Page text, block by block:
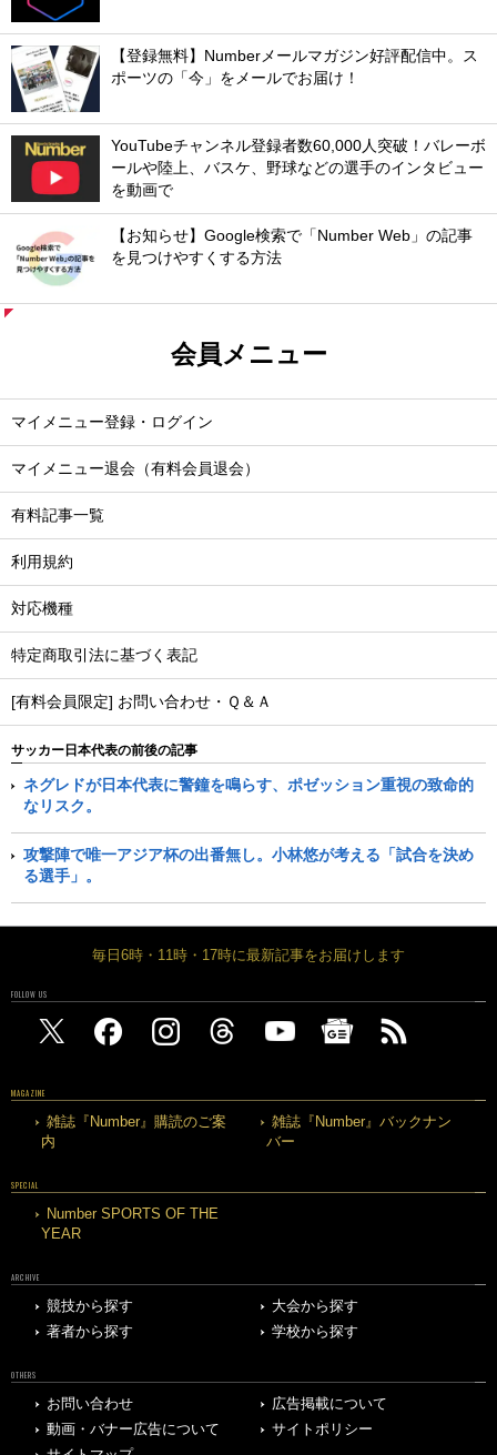
【登録無料】Numberメールマガジン好評配信中。ス
ポーツの「今」をメールでお届け！
YouTubeチャンネル登録者数60,000人突破！バレーボ
ールや陸上、バスケ、野球などの選手のインタビュー
を動画で
【お知らせ】Google検索で「Number Web」の記事
を見つけやすくする方法
会員メニュー
マイメニュー登録・ログイン
マイメニュー退会（有料会員退会）
有料記事一覧
利用規約
対応機種
特定商取引法に基づく表記
[有料会員限定] お問い合わせ・Ｑ＆Ａ
サッカー日本代表の前後の記事
ネグレドが日本代表に警鐘を鳴らす、ポゼッション重視の致命的
なリスク。
攻撃陣で唯一アジア杯の出番無し。小林悠が考える「試合を決め
る選手」。
毎日6時・11時・17時に最新記事をお届けします
FOLLOW US
MAGAZINE
雑誌『Number』購読のご案
内
雑誌『Number』バックナン
バー
SPECIAL
Number SPORTS OF THE
YEAR
ARCHIVE
競技から探す
大会から探す
著者から探す
学校から探す
OTHERS
お問い合わせ
広告掲載について
動画・バナー広告について
サイトポリシー